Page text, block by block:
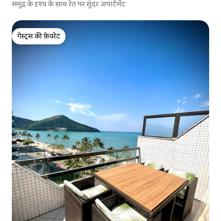
समुद्र के दृश्य के साथ रेत पर सुंदर अपार्टमेंट
गेस्ट्स की फ़ेवरेट
गेस्ट्स की फ़ेवरेट